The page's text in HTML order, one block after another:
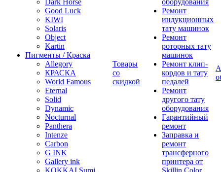
Dark Horse
Good Luck
KIWI
Solaris
Object
Kartin
Пигменты / Краска
Allegory
КРАСКА
World Famous
Eternal
Solid
Dynamic
Nocturnal
Panthera
Intenze
Carbon
G INK
Gallery ink
KOKKAI Sumi
Товары
со
скидкой
оборудования
Ремонт
индукционных
тату машинок
Ремонт
роторных тату
машинок
Ремонт клип-
кордов и тату
педалей
Ремонт
другого тату
оборудования
Гарантийный
ремонт
Заправка и
ремонт
трансферного
принтера от
Skillin Color